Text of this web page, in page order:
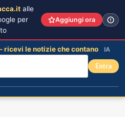
alle
per
Aggiungi ora
ricevi le notizie che contano IA
Entra